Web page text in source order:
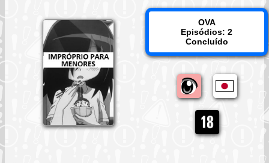
OVA
Episódios: 2
Concluído